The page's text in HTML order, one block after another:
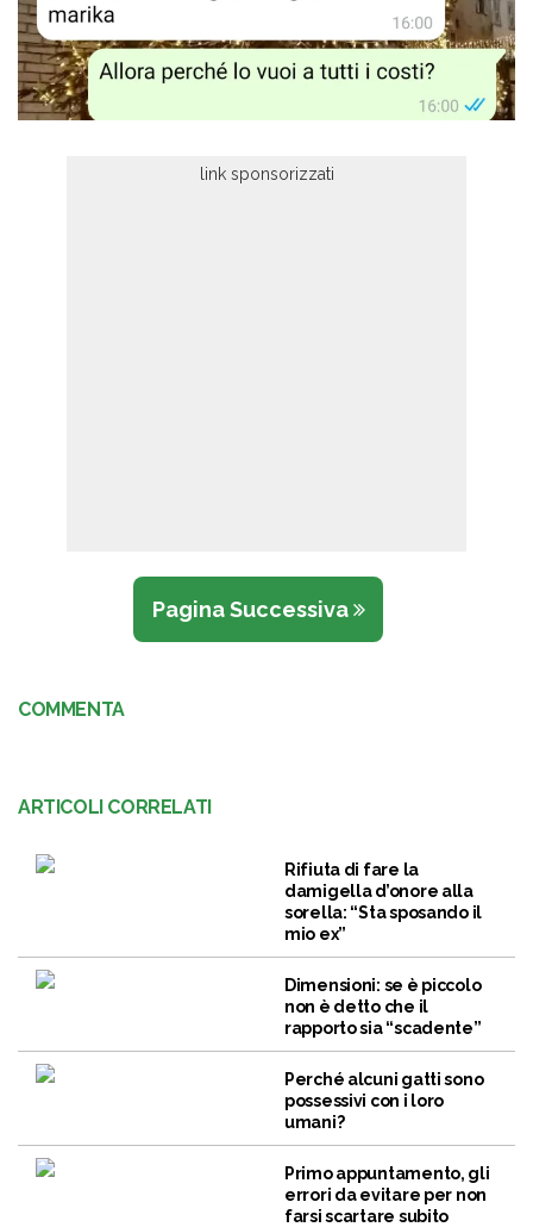
Pagina Successiva
COMMENTA
ARTICOLI CORRELATI
Rifiuta di fare la
damigella d’onore alla
sorella: “Sta sposando il
mio ex”
Dimensioni: se è piccolo
non è detto che il
rapporto sia “scadente”
Perché alcuni gatti sono
possessivi con i loro
umani?
Primo appuntamento, gli
errori da evitare per non
farsi scartare subito